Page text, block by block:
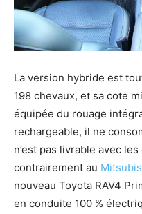
La version hybride est
198 chevaux, et sa cote
équipée du rouage
rechargeable, il ne
n’est pas livrable avec
contrairement au
nouveau Toyota RAV4
en conduite 100 %